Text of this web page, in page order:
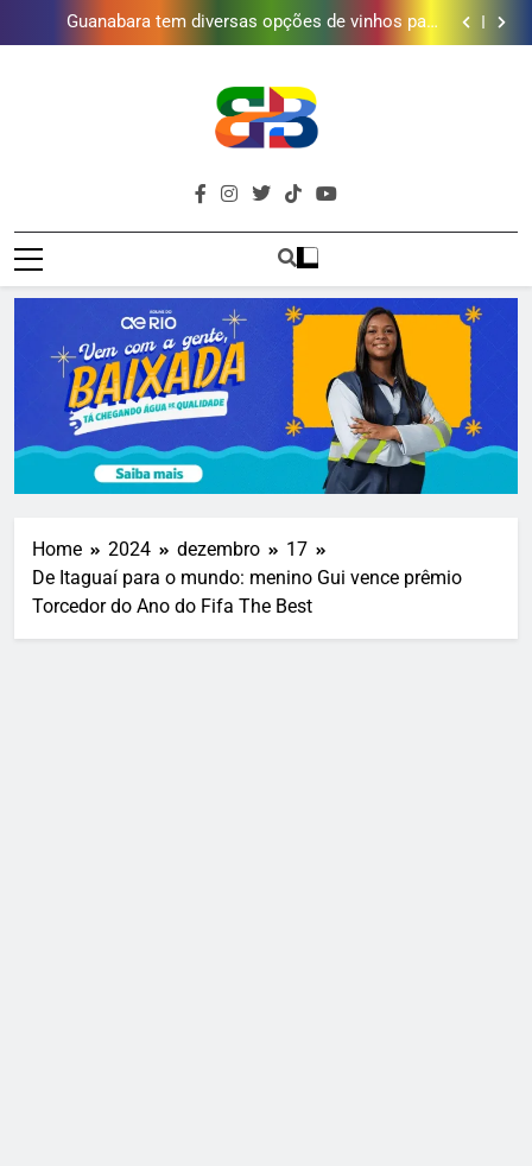
tratamento reforça abastecimento de água
Guanabara tem diversas opções de vinhos para
Gastro Samba reúne Nosso Sentimento e Gustavo
Golfe e fortalece projeto que atende 140 crianças
Duque de Caxias: modernização de estação de
tratamento reforça abastecimento de água
Guanabara tem diversas opções de vinhos para
presentear o seu pai. Descubra como escolher o que
mais combina com ele
Gastro Samba reúne Nosso Sentimento e Gustavo
Lins em Nova Iguaçu neste fim de semana
Brava
Baixada
Baixada Fluminense Em Destaque!
Home 2024 dezembro
17
De Itaguaí para o mundo: menino Gui vence prêmio
Torcedor do Ano do Fifa The Best